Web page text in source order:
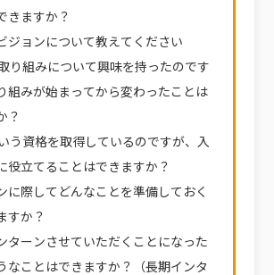
きますか？
ジョンについて教えてください
り組みについて興味を持ったのです
組みが始まってから変わったことは
？
う資格を取得しているのですが、入
役立てることはできますか？
際してどんなことを準備しておく
すか？
ターンさせていただくことになった
なことはできますか？（長期インタ